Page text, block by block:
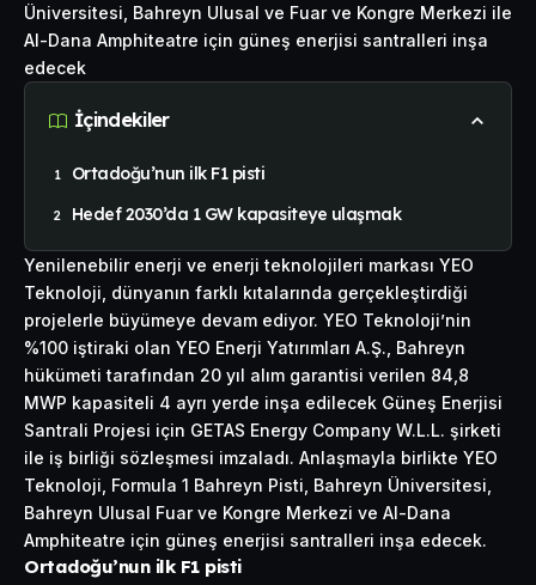
Üniversitesi, Bahreyn Ulusal ve Fuar ve Kongre Merkezi ile
Al-Dana Amphiteatre için güneş enerjisi santralleri inşa
edecek
İçindekiler
Ortadoğu’nun ilk F1 pisti
Hedef 2030’da 1 GW kapasiteye ulaşmak
Yenilenebilir enerji ve enerji teknolojileri markası YEO
Teknoloji, dünyanın farklı kıtalarında gerçekleştirdiği
projelerle büyümeye devam ediyor. YEO Teknoloji’nin
%100 iştiraki olan YEO Enerji Yatırımları A.Ş., Bahreyn
hükümeti tarafından 20 yıl alım garantisi verilen 84,8
MWP kapasiteli 4 ayrı yerde inşa edilecek Güneş Enerjisi
Santrali Projesi için GETAS Energy Company W.L.L. şirketi
ile iş birliği sözleşmesi imzaladı. Anlaşmayla birlikte YEO
Teknoloji, Formula 1 Bahreyn Pisti, Bahreyn Üniversitesi,
Bahreyn Ulusal Fuar ve Kongre Merkezi ve Al-Dana
Amphiteatre için güneş enerjisi santralleri inşa edecek.
Ortadoğu’nun ilk F1 pisti